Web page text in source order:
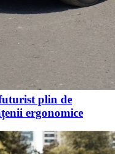
plin de
ergonomice